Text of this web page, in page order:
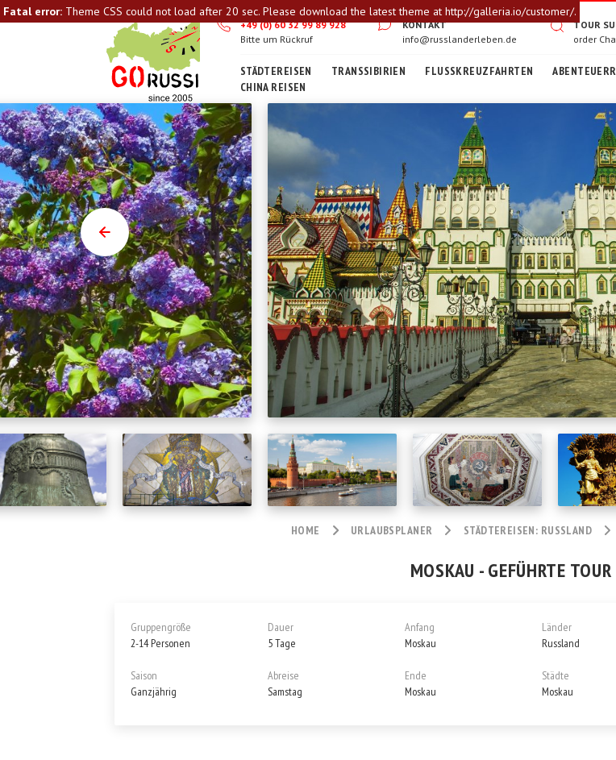
+49 (0) 60 32 99 89 928
Bitte um Rückruf
KONTAKT
info@russlanderleben.de
TOUR
order
STÄDTEREISEN TRANSSIBIRIEN FLUSSKREUZFAHRTEN
CHINA REISEN
HOME URLAUBSPLANER STÄDTEREISEN: RUSSLAND
MOSKAU - GEFÜHRTE
Gruppengröße
2-14 Personen
Saison
Ganzjährig
Dauer
5 Tage
Abreise
Samstag
Anfang
Moskau
Ende
Moskau
Länder
Russland
Städte
Moskau
Fatal error: Theme CSS could not load after 20 sec. Please download the latest theme at http://galleria.io/customer/.